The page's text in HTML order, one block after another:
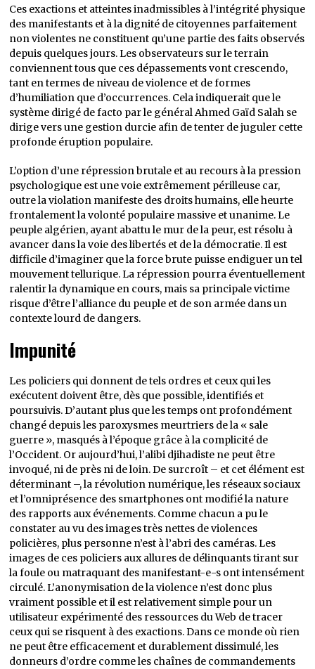
Ces exactions et atteintes inadmissibles à l’intégrité physique
des manifestants et à la dignité de citoyennes parfaitement
non violentes ne constituent qu’une partie des faits observés
depuis quelques jours. Les observateurs sur le terrain
conviennent tous que ces dépassements vont crescendo,
tant en termes de niveau de violence et de formes
d’humiliation que d’occurrences. Cela indiquerait que le
système dirigé de facto par le général Ahmed Gaïd Salah se
dirige vers une gestion durcie afin de tenter de juguler cette
profonde éruption populaire.
L’option d’une répression brutale et au recours à la pression
psychologique est une voie extrêmement périlleuse car,
outre la violation manifeste des droits humains, elle heurte
frontalement la volonté populaire massive et unanime. Le
peuple algérien, ayant abattu le mur de la peur, est résolu à
avancer dans la voie des libertés et de la démocratie. Il est
difficile d’imaginer que la force brute puisse endiguer un tel
mouvement tellurique. La répression pourra éventuellement
ralentir la dynamique en cours, mais sa principale victime
risque d’être l’alliance du peuple et de son armée dans un
contexte lourd de dangers.
Impunité
Les policiers qui donnent de tels ordres et ceux qui les
exécutent doivent être, dès que possible, identifiés et
poursuivis. D’autant plus que les temps ont profondément
changé depuis les paroxysmes meurtriers de la « sale
guerre », masqués à l’époque grâce à la complicité de
l’Occident. Or aujourd’hui, l’alibi djihadiste ne peut être
invoqué, ni de près ni de loin. De surcroît – et cet élément est
déterminant –, la révolution numérique, les réseaux sociaux
et l’omniprésence des smartphones ont modifié la nature
des rapports aux événements. Comme chacun a pu le
constater au vu des images très nettes de violences
policières, plus personne n’est à l’abri des caméras. Les
images de ces policiers aux allures de délinquants tirant sur
la foule ou matraquant des manifestant-e-s ont intensément
circulé. L’anonymisation de la violence n’est donc plus
vraiment possible et il est relativement simple pour un
utilisateur expérimenté des ressources du Web de tracer
ceux qui se risquent à des exactions. Dans ce monde où rien
ne peut être efficacement et durablement dissimulé, les
donneurs d’ordre comme les chaînes de commandements